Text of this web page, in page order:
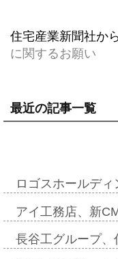
住宅産業新聞社か
に関するお願い
最近の記事一覧
ロゴスホールデ
アイ工務店、新
長谷工グループ